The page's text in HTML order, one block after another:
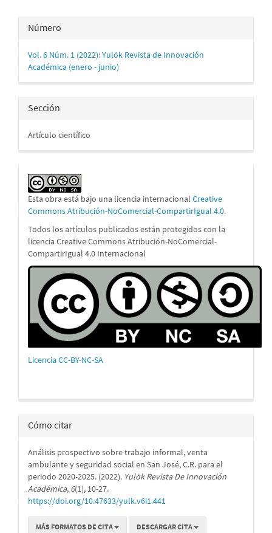
Detalles
del
artículo
Número
Vol. 6 Núm. 1 (2022): Yulök Revista de Innovación
Académica (enero - junio)
Sección
Artículo científico
Esta obra está bajo una licencia internacional Creative
Commons Atribución-NoComercial-CompartirIgual 4.0.
Todos los artículos publicados están protegidos con la
licencia Creative Commons Atribución-NoComercial-
CompartirIgual 4.0 Internacional
Licencia CC-BY-NC-SA
Cómo citar
Análisis prospectivo sobre trabajo informal, venta
ambulante y seguridad social en San José, C.R. para el
periodo 2020-2025. (2022). Yulök Revista De Innovación
Académica, 6(1), 10-27.
https://doi.org/10.47633/yulk.v6i1.441
MÁS FORMATOS DE CITA DESCARGAR CITA